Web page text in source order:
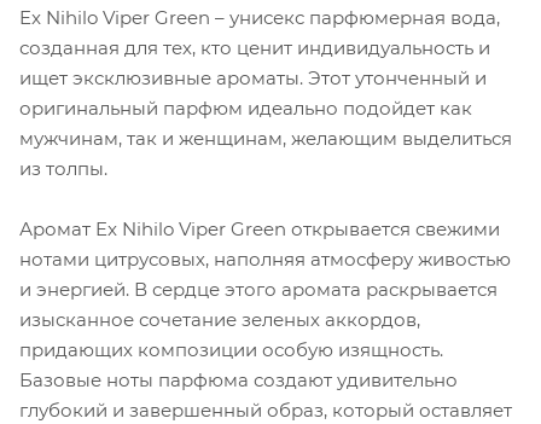
Ex Nihilo Viper Green – унисекс парфюмерная вода,
созданная для тех, кто ценит индивидуальность и
ищет эксклюзивные ароматы. Этот утонченный и
оригинальный парфюм идеально подойдет как
мужчинам, так и женщинам, желающим выделиться
из толпы.
Аромат Ex Nihilo Viper Green открывается свежими
нотами цитрусовых, наполняя атмосферу живостью
и энергией. В сердце этого аромата раскрывается
изысканное сочетание зеленых аккордов,
придающих композиции особую изящность.
Базовые ноты парфюма создают удивительно
глубокий и завершенный образ, который оставляет